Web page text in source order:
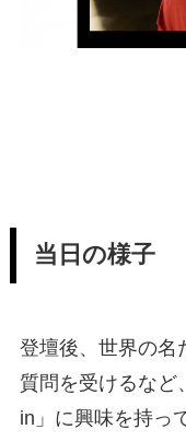
当日の様子
登壇後、世界の名
質問を受けるなど
in」に興味を持っ